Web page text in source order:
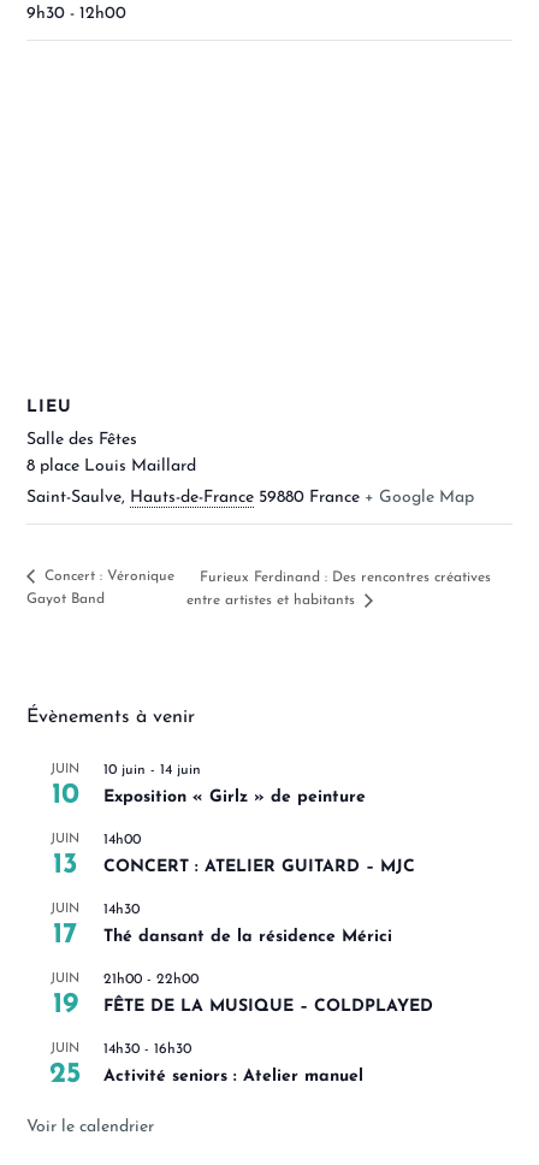
9h30 - 12h00
LIEU
Salle des Fêtes
8 place Louis Maillard
Saint-Saulve, Hauts-de-France 59880 France + Google Map
Concert : Véronique
Gayot Band
Furieux Ferdinand : Des rencontres créatives
entre artistes et habitants
Évènements à venir
JUIN
10
10 juin -14 juin
Exposition « Girlz » de peinture
JUIN
13
14h00
CONCERT : ATELIER GUITARD – MJC
JUIN
17
14h30
Thé dansant de la résidence Mérici
JUIN
19
21h00 -22h00
FÊTE DE LA MUSIQUE – COLDPLAYED
JUIN
25
14h30 -16h30
Activité seniors : Atelier manuel
Voir le calendrier